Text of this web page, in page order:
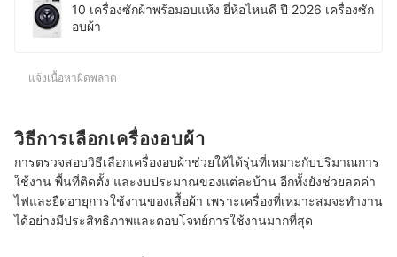
10 เครื่องซักผ้าพร้อมอบแห้ง ยี่ห้อไหนดี ปี 2026 เครื่องซัก
อบผ้า
แจ้งเนื้อหาผิดพลาด
วิธีการเลือกเครื่องอบผ้า
การตรวจสอบวิธีเลือกเครื่องอบผ้าช่วยให้ได้รุ่นที่เหมาะกับปริมาณการ
ใช้งาน พื้นที่ติดตั้ง และงบประมาณของแต่ละบ้าน อีกทั้งยังช่วยลดค่า
ไฟและยืดอายุการใช้งานของเสื้อผ้า เพราะเครื่องที่เหมาะสมจะทำงาน
ได้อย่างมีประสิทธิภาพและตอบโจทย์การใช้งานมากที่สุด